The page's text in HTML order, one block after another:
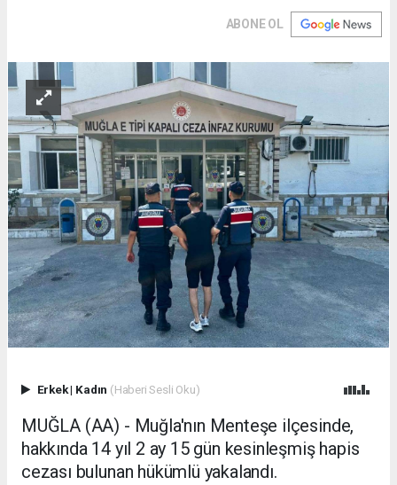
ABONE OL
Erkek| Kadın (Haberi Sesli Oku)
MUĞLA (AA) - Muğla'nın Menteşe ilçesinde,
hakkında 14 yıl 2 ay 15 gün kesinleşmiş hapis
cezası bulunan hükümlü yakalandı.